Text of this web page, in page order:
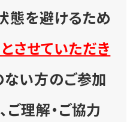
態を避けるため
させていただき
ない方のご参加
ご理解・ご協力